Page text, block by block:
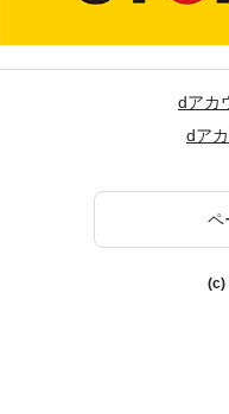
dアカ
dア
ペ
(c)